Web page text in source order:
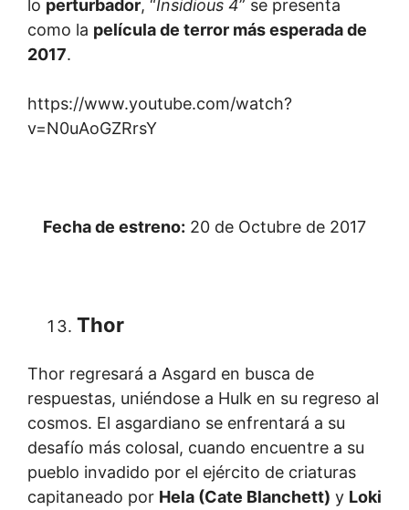
lo perturbador, “Insidious 4” se presenta
como la película de terror más esperada de
2017.
https://www.youtube.com/watch?
v=N0uAoGZRrsY
Fecha de estreno: 20 de Octubre de 2017
Thor
Thor regresará a Asgard en busca de
respuestas, uniéndose a Hulk en su regreso al
cosmos. El asgardiano se enfrentará a su
desafío más colosal, cuando encuentre a su
pueblo invadido por el ejército de criaturas
capitaneado por Hela (Cate Blanchett) y Loki